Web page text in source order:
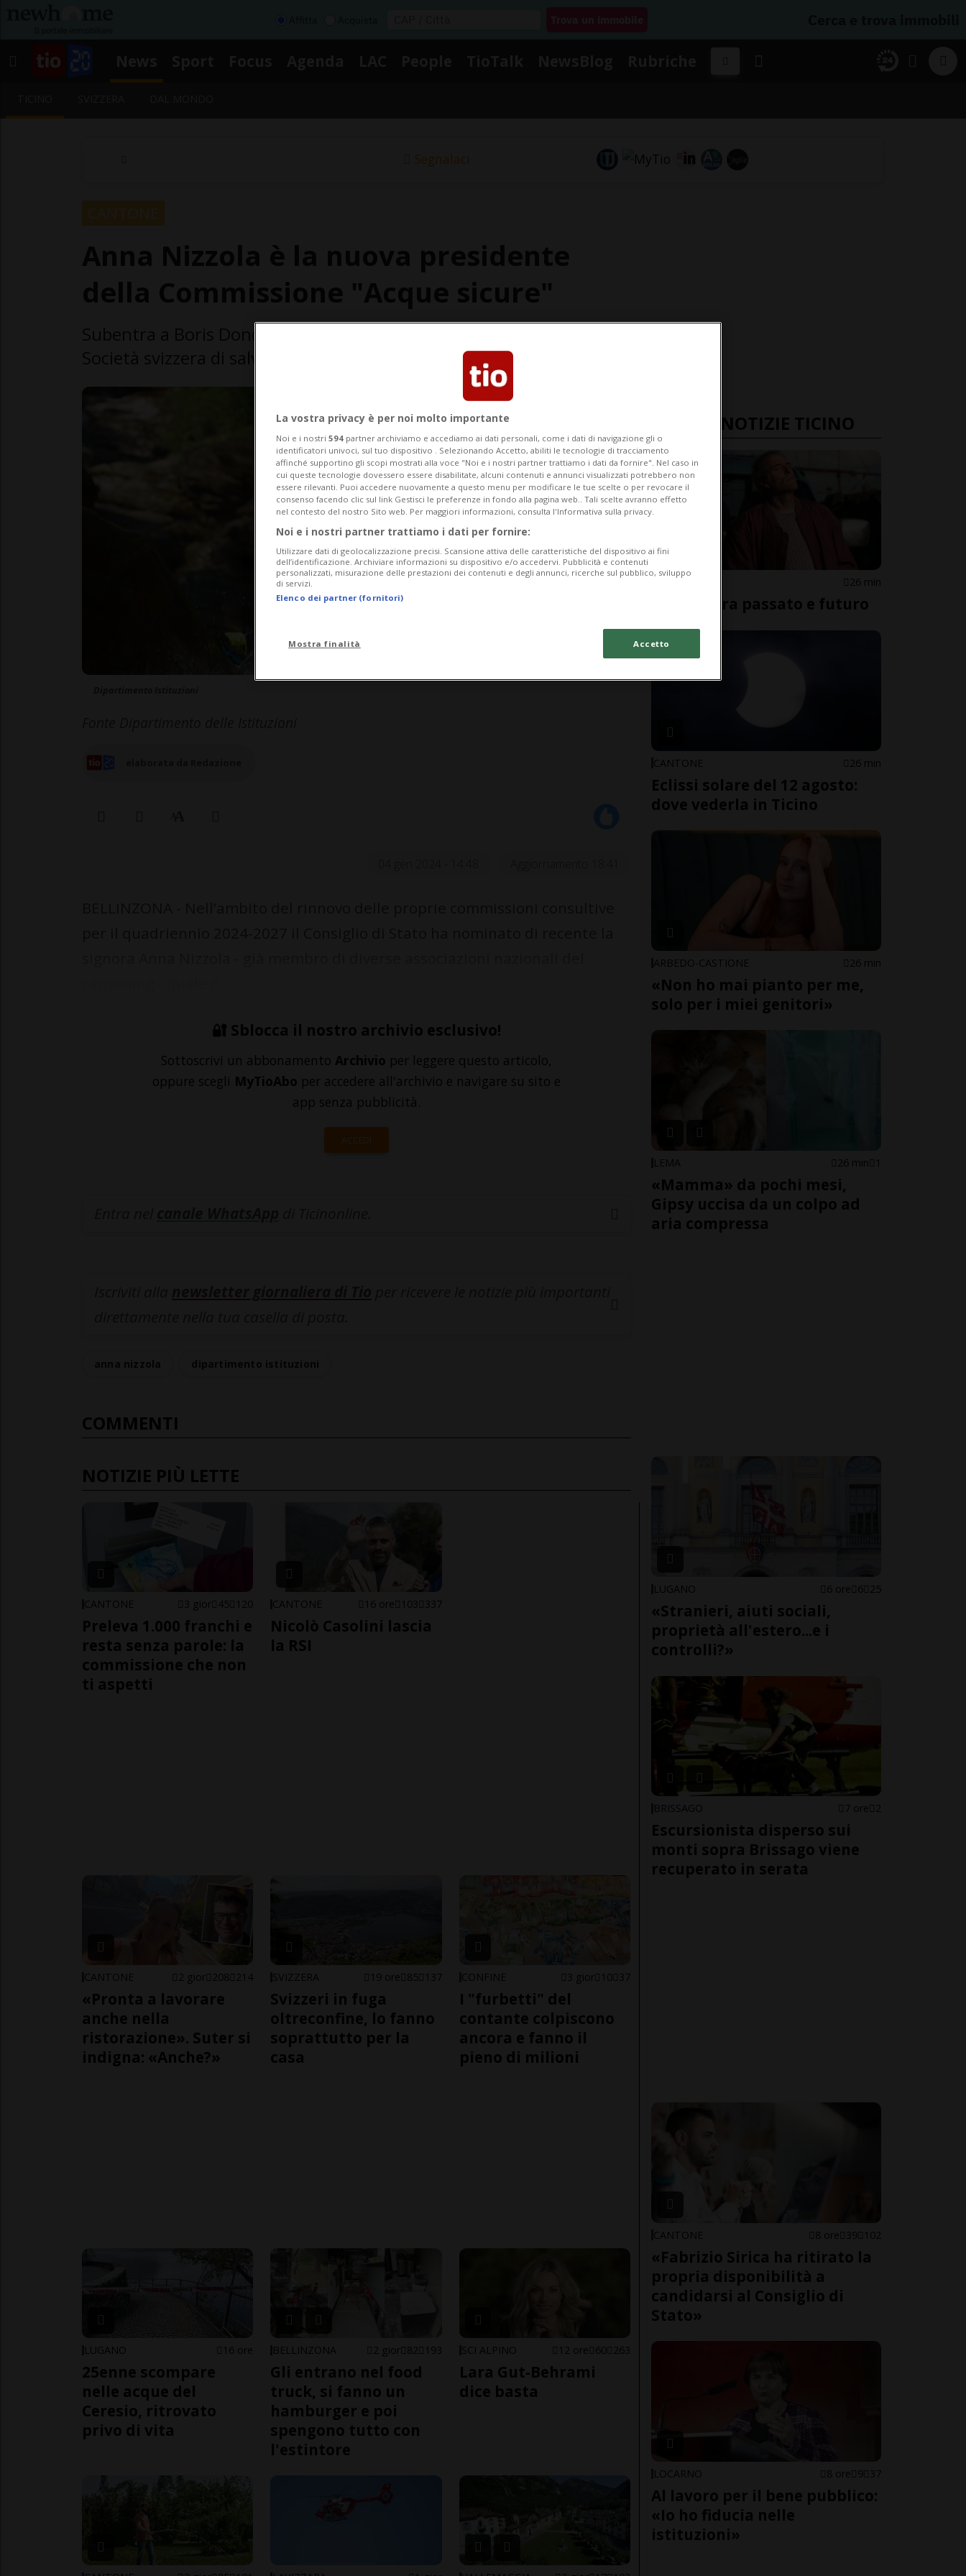
Segnalaci
Società svizzera di salvataggio, dopo otto anni di presidenza.
🔐 Sblocca il nostro archivio esclusivo!
Sottoscrivi un abbonamento Archivio per leggere questo articolo,
oppure scegli MyTioAbo per accedere all'archivio e navigare su sito e
app senza pubblicità.
ACCEDI
COMMENTI
NOTIZIE PIÙ LETTE
CANTONE 3 gior 45 120
Preleva 1.000 franchi e
resta senza parole: la
commissione che non
ti aspetti
CANTONE 16 ore 103 337
Nicolò Casolini lascia
la RSI
CANTONE 2 gior 208 214
«Pronta a lavorare
anche nella
ristorazione». Suter si
indigna: «Anche?»
SVIZZERA 19 ore 85 137
Svizzeri in fuga
oltreconfine, lo fanno
soprattutto per la
casa
CONFINE 3 gior 10 37
I "furbetti" del
contante colpiscono
ancora e fanno il
pieno di milioni
LUGANO 16 ore
25enne scompare
nelle acque del
Ceresio, ritrovato
privo di vita
BELLINZONA 2 gior 82 193
Gli entrano nel food
truck, si fanno un
hamburger e poi
spengono tutto con
l'estintore
SCI ALPINO 12 ore 60 263
Lara Gut-Behrami
dice basta
ULTIME NOTIZIE TICINO
LOCARNO 26 min
Sguardi tra passato e futuro
CANTONE 26 min
Eclissi solare del 12 agosto:
dove vederla in Ticino
ARBEDO-CASTIONE 26 min
«Non ho mai pianto per me,
solo per i miei genitori»
LEMA 26 min 1
«Mamma» da pochi mesi,
Gipsy uccisa da un colpo ad
aria compressa
LUGANO 6 ore 6 25
«Stranieri, aiuti sociali,
proprietà all'estero...e i
controlli?»
BRISSAGO 7 ore 2
Escursionista disperso sui
monti sopra Brissago viene
recuperato in serata
CANTONE 8 ore 39 102
«Fabrizio Sirica ha ritirato la
propria disponibilità a
candidarsi al Consiglio di
Stato»
LOCARNO 8 ore 9 37
Al lavoro per il bene pubblico:
«Io ho fiducia nelle
istituzioni»
La vostra privacy è per noi molto importante
Noi e i nostri 594 partner archiviamo e accediamo ai dati personali, come i dati di navigazione gli o
identificatori univoci, sul tuo dispositivo . Selezionando Accetto, abiliti le tecnologie di tracciamento
affinché supportino gli scopi mostrati alla voce "Noi e i nostri partner trattiamo i dati da fornire". Nel caso in
cui queste tecnologie dovessero essere disabilitate, alcuni contenuti e annunci visualizzati potrebbero non
essere rilevanti. Puoi accedere nuovamente a questo menu per modificare le tue scelte o per revocare il
consenso facendo clic sul link Gestisci le preferenze in fondo alla pagina web.. Tali scelte avranno effetto
nel contesto del nostro Sito web. Per maggiori informazioni, consulta l'Informativa sulla privacy.
Noi e i nostri partner trattiamo i dati per fornire:
Utilizzare dati di geolocalizzazione precisi. Scansione attiva delle caratteristiche del dispositivo ai fini
dell’identificazione. Archiviare informazioni su dispositivo e/o accedervi. Pubblicità e contenuti
personalizzati, misurazione delle prestazioni dei contenuti e degli annunci, ricerche sul pubblico, sviluppo
di servizi.
Elenco dei partner (fornitori)
Mostra finalità Accetto